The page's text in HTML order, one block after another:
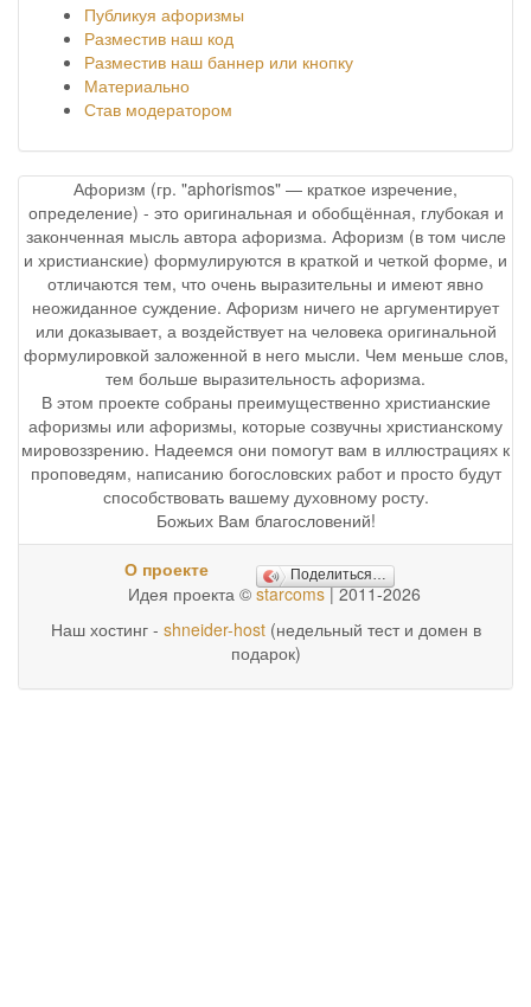
Публикуя афоризмы
Разместив наш код
Разместив наш баннер или кнопку
Материально
Став модератором
Афоризм (гр. "aphorismos" — краткое изречение,
определение) - это оригинальная и обобщённая, глубокая и
законченная мысль автора афоризма. Афоризм (в том числе
и христианские) формулируются в краткой и четкой форме, и
отличаются тем, что очень выразительны и имеют явно
неожиданное суждение. Афоризм ничего не аргументирует
или доказывает, а воздействует на человека оригинальной
формулировкой заложенной в него мысли. Чем меньше слов,
тем больше выразительность афоризма.
В этом проекте собраны преимущественно христианские
афоризмы или афоризмы, которые созвучны христианскому
мировоззрению. Надеемся они помогут вам в иллюстрациях к
проповедям, написанию богословских работ и просто будут
способствовать вашему духовному росту.
Божьих Вам благословений!
О проекте Поделиться…
Идея проекта © starcoms| 2011-2026
Наш хостинг - shneider-host(недельный тест и домен в
подарок)